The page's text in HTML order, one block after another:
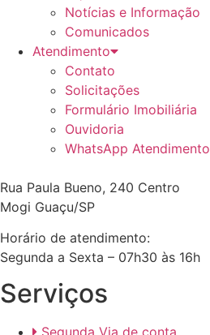
Notícias e Informação
Comunicados
Atendimento
Contato
Solicitações
Formulário Imobiliária
Ouvidoria
WhatsApp Atendimento
Rua Paula Bueno, 240 Centro
Mogi Guaçu/SP
Horário de atendimento:
Segunda a Sexta – 07h30 às 16h
Serviços